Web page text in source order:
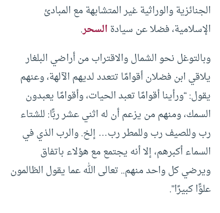
الجنائزية والوراثية غير المتشابهة مع المبادئ
الإسلامية، فضلا عن سيادةالسحر.
وبالتوغل نحو الشمال والاقتراب من أراضي البلغار
يلاقي ابن فضلان أقوامًا تتعدد لديهم الآلهة، وعنهم
يقول: “ورأينا أقوامًا تعبد الحيات، وأقوامًا يعبدون
السمك، ومنهم من يزعم أن له اثني عشر ربًّا: للشتاء
رب وللصيف رب وللمطر رب… إلخ. والرب الذي في
السماء أكبرهم، إلا أنه يجتمع مع هؤلاء باتفاق
ويرضي كل واحد منهم.. تعالى الله عما يقول الظالمون
علوًّا كبيرًا”.